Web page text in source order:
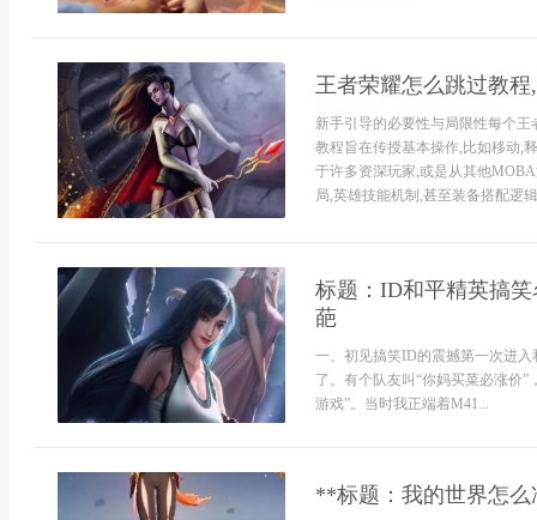
王者荣耀怎么跳过教
新手引导的必要性与局限性每个
教程旨在传授基本操作,比如移动,
于许多资深玩家,或是从其他
局,英雄技能机制,甚至装备搭配逻
标题：ID和平精英搞
葩
一、初见搞笑ID的震撼第一次进
了。有个队友叫“你妈买菜必涨价
游戏”。当时我正端着M41...
**标题：我的世界怎